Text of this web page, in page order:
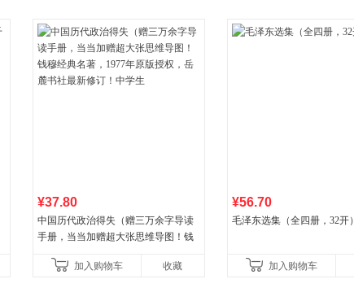
¥37.80
中国历代政治得失（赠三万余字导读
手册，当当加赠超大张思维导图！钱
书社最新修订！中学生
加入购物车 收藏
¥56.70
毛泽东选集（全四册，32开）
加入购物车